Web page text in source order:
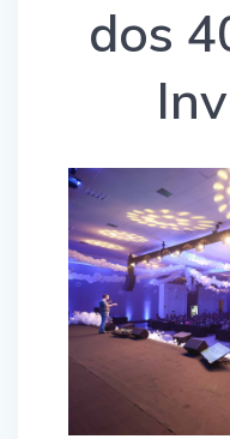
dos